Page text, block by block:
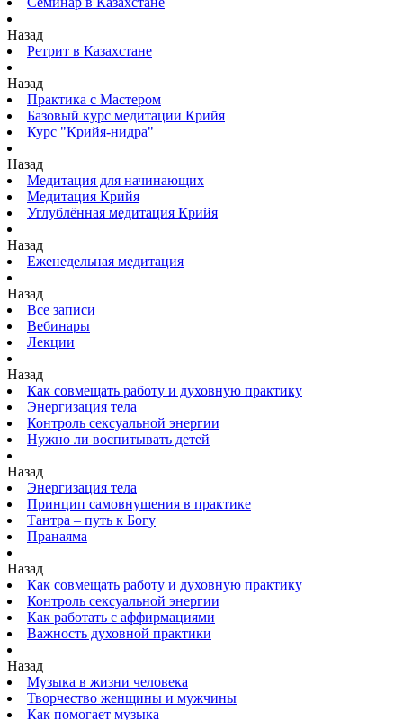
Назад
Ретрит в Казахстане
Назад
Практика с Мастером
Базовый курс медитации Крийя
Курс "Крийя-нидра"
Назад
Медитация для начинающих
Медитация Крийя
Углублённая медитация Крийя
Назад
Еженедельная медитация
Назад
Все записи
Вебинары
Лекции
Назад
Как совмещать работу и духовную практику
Энергизация тела
Контроль сексуальной энергии
Нужно ли воспитывать детей
Назад
Энергизация тела
Принцип самовнушения в практике
Тантра – путь к Богу
Пранаяма
Назад
Как совмещать работу и духовную практику
Контроль сексуальной энергии
Как работать с аффирмациями
Важность духовной практики
Назад
Музыка в жизни человека
Творчество женщины и мужчины
Как помогает музыка